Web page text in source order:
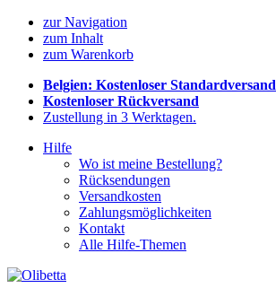
zur Navigation
zum Inhalt
zum Warenkorb
Belgien: Kostenloser Standardversand
Kostenloser Rückversand
Zustellung in 3 Werktagen.
Hilfe
Wo ist meine Bestellung?
Rücksendungen
Versandkosten
Zahlungsmöglichkeiten
Kontakt
Alle Hilfe-Themen